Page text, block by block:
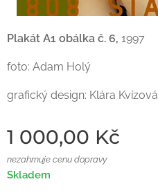
Plakát A1 obálka č. 6, 1997
foto: Adam Holý
grafický design: Klára Kvízová
1 000,00 Kč
nezahrnuje cenu dopravy
Skladem